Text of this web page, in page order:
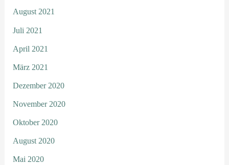
August 2021
Juli 2021
April 2021
März 2021
Dezember 2020
November 2020
Oktober 2020
August 2020
Mai 2020